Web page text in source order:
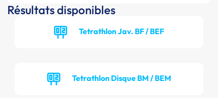
Résultats disponibles
Tetrathlon Jav. BF / BEF
Tetrathlon Disque BM / BEM